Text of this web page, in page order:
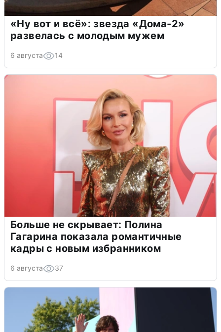
«Ну вот и всё»: звезда «Дома-2»
развелась с молодым мужем
6 августа 14
Больше не скрывает: Полина
Гагарина показала романтичные
кадры с новым избранником
6 августа 37